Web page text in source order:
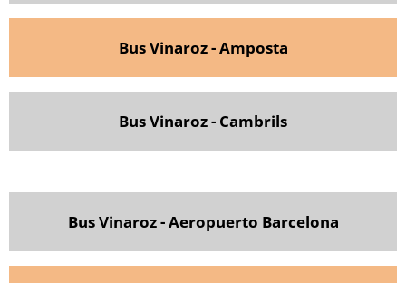
Bus Vinaroz - Amposta
Bus Vinaroz - Cambrils
Bus Vinaroz - Aeropuerto Barcelona